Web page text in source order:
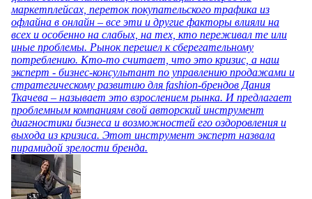
маркетплейсах, переток покупательского трафика из
офлайна в онлайн – все эти и другие факторы влияли на
всех и особенно на слабых, на тех, кто переживал те или
иные проблемы. Рынок перешел к сберегательному
потреблению. Кто-то считает, что это кризис, а наш
эксперт - бизнес-консультант по управлению продажами и
стратегическому развитию для fashion-брендов Дания
Ткачева – называет это взрослением рынка. И предлагает
проблемным компаниям свой авторский инструмент
диагностики бизнеса и возможностей его оздоровления и
выхода из кризиса. Этот инструмент эксперт назвала
пирамидой зрелости бренда.